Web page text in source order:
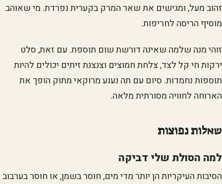
זהוב מעל, ומגישים את שאר המרק בקערית נפרדת. מי שאוהב
מוסיף הריסה לחריפות.
זוהי מנה שלמה שאינה דורשת שום תוספת. עם זאת, סלט
ירקות חי קל לצד, צלחת חמוצים וצנצנת זיתים יכולים להיות
תוספות נחמדות. סיום עם תה נענע מרוקאי מתוק הופך את
הארוחה לחוויה מסורתית מלאה.
שאלות נפוצות
למה הסולת שלי דביקה
הסיבות העיקריות הן יותר מדי מים, חוסר בשמן, או חוסר בערבוב